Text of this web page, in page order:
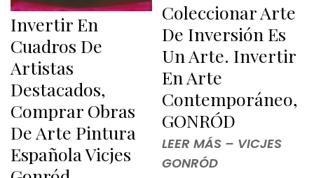
Invertir En
Cuadros De
Artistas
Destacados,
Comprar Obras
De Arte Pintura
Española Vicjes
Coleccionar Arte
De Inversión Es
Un Arte. Invertir
En Arte
Contemporáneo,
GONRÓD
LEER MÁS – VICJES
GONRÓD